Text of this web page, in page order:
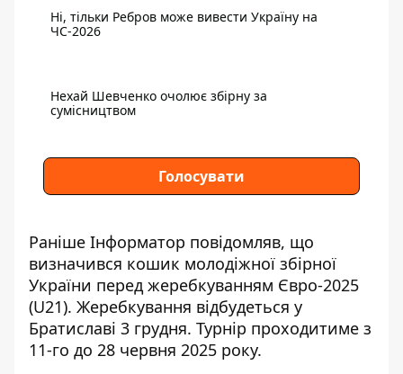
Ні, тільки Ребров може вивести Україну на
ЧС-2026
Нехай Шевченко очолює збірну за
сумісництвом
Голосувати
Раніше Інформатор повідомляв, що
визначився кошик молодіжної збірної
України перед жеребкуванням Євро-2025
(U21). Жеребкування відбудеться у
Братиславі 3 грудня. Турнір проходитиме з
11-го до 28 червня 2025 року.